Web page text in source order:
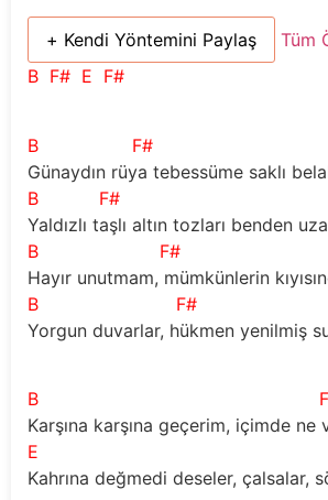
+ Kendi Yöntemini Paylaş
Tüm
B F# E F#
B F#
Günaydın rüya tebessüme saklı
B
F#
Yaldızlı taşlı altın tozları benden
B
F#
Hayır unutmam, mümkünlerin
B
F#
Yorgun duvarlar, hükmen yenilmiş
B
Karşına karşına geçerim, içimde ne
E
Kahrına değmedi deseler, çalsalar,